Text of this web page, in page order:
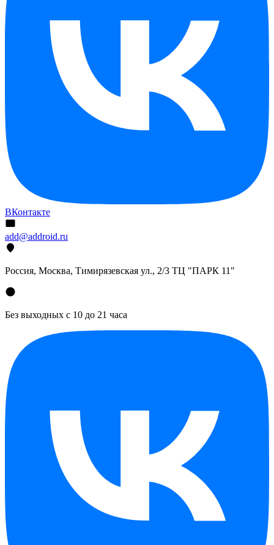
ВКонтакте
add@addroid.ru
Россия, Москва, Тимирязевская ул., 2/3 ТЦ "ПАРК 11"
Без выходных с 10 до 21 часа